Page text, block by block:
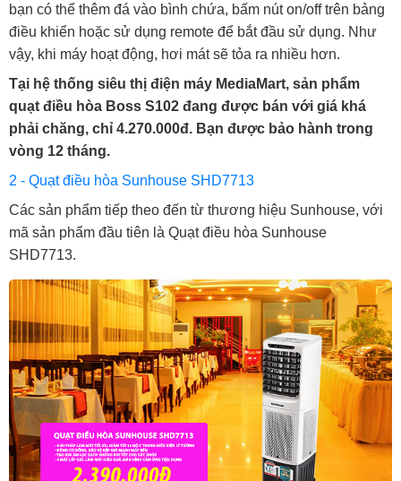
bạn có thể thêm đá vào bình chứa, bấm nút on/off trên bảng
điều khiển hoặc sử dụng remote để bắt đầu sử dụng. Như
vậy, khi máy hoạt động, hơi mát sẽ tỏa ra nhiều hơn.
Tại hệ thống siêu thị điện máy MediaMart, sản phẩm
quạt điều hòa Boss S102 đang được bán với giá khá
phải chăng, chỉ 4.270.000đ. Bạn được bảo hành trong
vòng 12 tháng.
2 - Quạt điều hòa Sunhouse SHD7713
Các sản phẩm tiếp theo đến từ thương hiệu Sunhouse, với
mã sản phẩm đầu tiên là Quạt điều hòa Sunhouse
SHD7713.